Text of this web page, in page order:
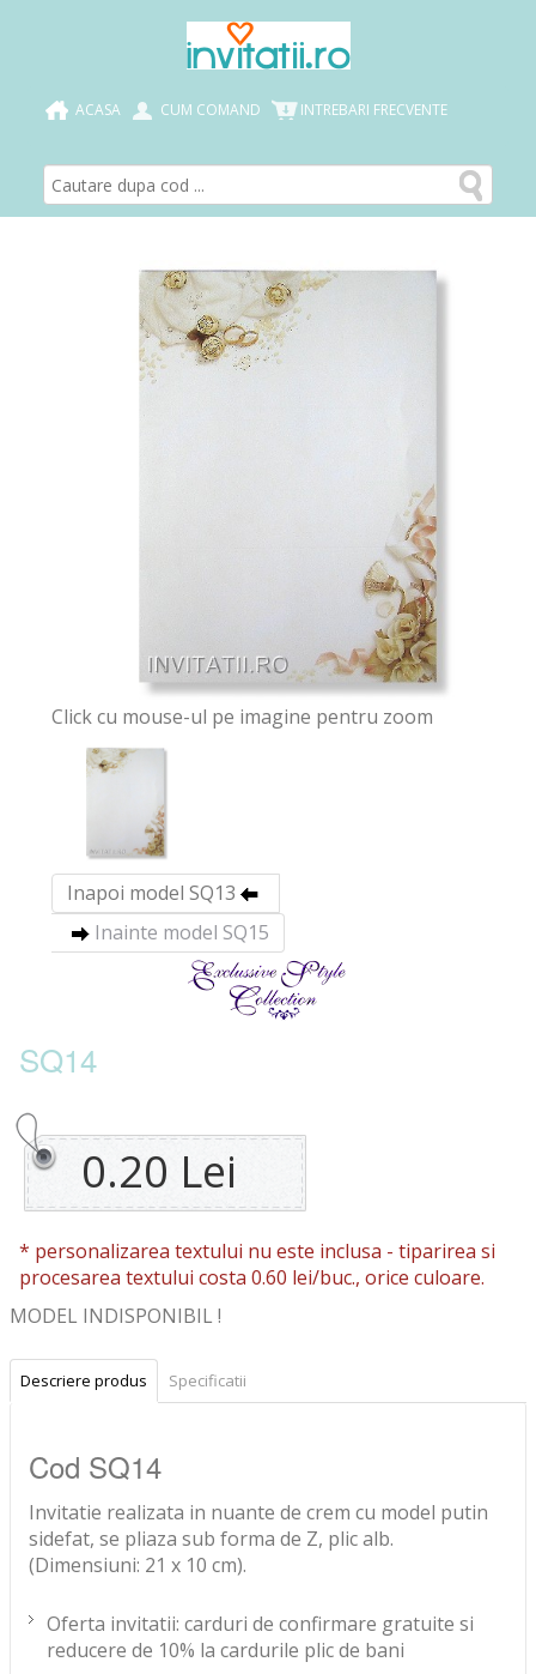
ACASA CUM COMAND INTREBARI FRECVENTE
Click cu mouse-ul pe imagine pentru zoom
Inapoi model SQ13
Inainte model SQ15
SQ14
0.20 Lei
* personalizarea textului nu este inclusa - tiparirea si
procesarea textului costa 0.60 lei/buc., orice culoare.
MODEL INDISPONIBIL !
Descriere produs Specificatii
Cod SQ14
Invitatie realizata in nuante de crem cu model putin
sidefat, se pliaza sub forma de Z, plic alb.
(Dimensiuni: 21 x 10 cm).
Oferta invitatii: carduri de confirmare gratuite si
reducere de 10% la cardurile plic de bani